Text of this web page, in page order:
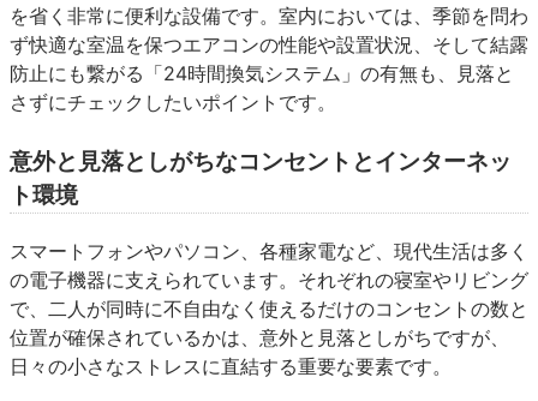
を省く非常に便利な設備です。室内においては、季節を問わ
ず快適な室温を保つエアコンの性能や設置状況、そして結露
防止にも繋がる「24時間換気システム」の有無も、見落と
さずにチェックしたいポイントです。
意外と見落としがちなコンセントとインターネッ
ト環境
スマートフォンやパソコン、各種家電など、現代生活は多く
の電子機器に支えられています。それぞれの寝室やリビング
で、二人が同時に不自由なく使えるだけのコンセントの数と
位置が確保されているかは、意外と見落としがちですが、
日々の小さなストレスに直結する重要な要素です。